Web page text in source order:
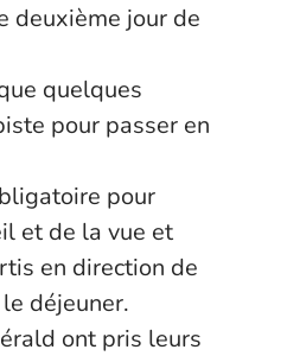
deuxième jour de
quelques
pour passer en
pour
et de la vue et
en direction de
déjeuner.
ont pris leurs